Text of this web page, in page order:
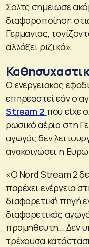
Σολτς σημείωσε
διαφοροποίηση
Γερμανίας,
αλλάξει ριζικά».
Ο ενεργειακός
επηρεαστεί εάν ο
Stream 2 που είχε
ρωσικό αέριο στη
αγωγός δεν
ανακοινώσει η
«Ο Nord Stream 2
παρέχει ενέργεια
διαφορετική πηγή
διαφορετικός
προμηθευτή… Δεν
τρέχουσα